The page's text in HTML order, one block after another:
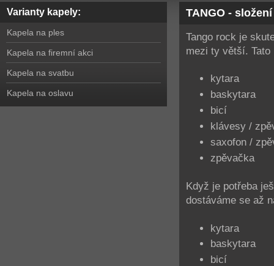
Varianty kapely:
Kapela na ples
Kapela na firemní akci
Kapela na svatbu
Kapela na oslavu
TANGO -
Tango rock je
mezi ty větší.
kytara
baskytara
bicí
klávesy /
saxofon /
zpěvačka
Když je potřeba
dostáváme se až
kytara
baskytara
bicí